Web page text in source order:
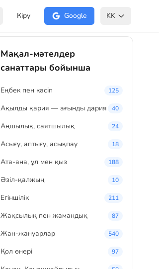
Кіру Google KK
Мақал-мәтелдер
санаттары бойынша
Eңбек пен кәсіп 125
Ақылды қария — ағынды дария 40
Аңшылық, саятшылық 24
Асығу, аптығу, асықпау 18
Ата-ана, ұл мен қыз 188
Әзіл-қалжың 10
Егіншілік 211
Жақсылық пен жамандық 87
Жан-жануарлар 540
Қол өнері 97